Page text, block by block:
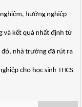
hướng nghiệp
và kết quả nhất định từ
đó, nhà trường đã rút ra
cho học sinh THCS